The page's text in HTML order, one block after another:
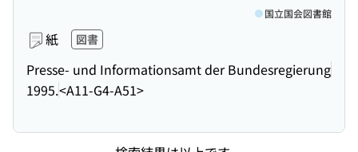
紙 図書
Presse- und Informationsamt der Bundesregierung
1995.<A11-G4-A51>
国立国会図書館